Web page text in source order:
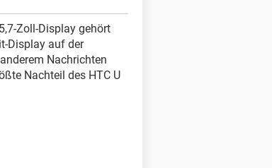
Zoll-Display gehört
Display auf der
Nachrichten
Nachteil des HTC U